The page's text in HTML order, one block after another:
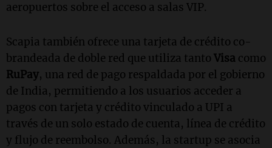
aeropuertos sobre el acceso a salas VIP.
Scapia también ofrece una tarjeta de crédito co-
brandeada de doble red que utiliza tanto Visa como
RuPay, una red de pago respaldada por el gobierno
de India, permitiendo a los usuarios acceder a
pagos con tarjeta y crédito vinculado a UPI a
través de un solo estado de cuenta, línea de crédito
y flujo de reembolso. Además, la startup se asocia